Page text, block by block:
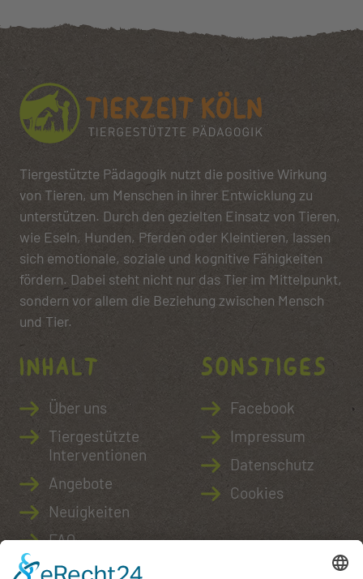
Tiergestützte Pädagogik nutzt die positive Wirkung
von Tieren, um Menschen in ihrer Entwicklung zu
unterstützen. Durch den gezielten Einsatz von Tieren,
wie Eseln, Hunden, Pferden oder Kleintieren, lassen
sich emotionale, soziale und kognitive Fähigkeiten
fördern. Dabei steht nicht nur das Tier im Mittelpunkt,
sondern vor allem die Beziehung zwischen Mensch
und Tier.
Inhalt
Über uns
Tiergestützte
Interventionen
Angebote
Neuigkeiten
FAQ
Kontakt
Sonstiges
Facebook
Impressum
Datenschutz
Cookies